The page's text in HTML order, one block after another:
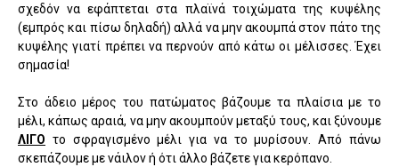
σχεδόν να εφάπτεται στα πλαϊνά τοιχώματα της κυψέλης
(εμπρός και πίσω δηλαδή) αλλά να μην ακουμπά στον πάτο της
κυψέλης γιατί πρέπει να περνούν από κάτω οι μέλισσες. Έχει
σημασία!
Στο άδειο μέρος του πατώματος βάζουμε τα πλαίσια με το
μέλι, κάπως αραιά, να μην ακουμπούν μεταξύ τους, και ξύνουμε
ΛΙΓΟ το σφραγισμένο μέλι για να το μυρίσουν. Από πάνω
σκεπάζουμε με νάιλον ή ότι άλλο βάζετε για κερόπανο.